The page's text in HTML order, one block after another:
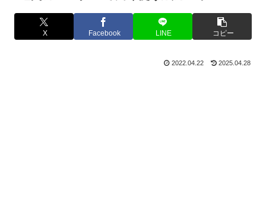
X Facebook LINE コピー
2022.04.22 2025.04.28